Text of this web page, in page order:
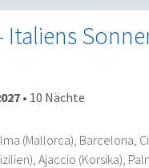
Italiens
• 10 Nächte
(Mallorca), Barcelona,
Ajaccio (Korsika),